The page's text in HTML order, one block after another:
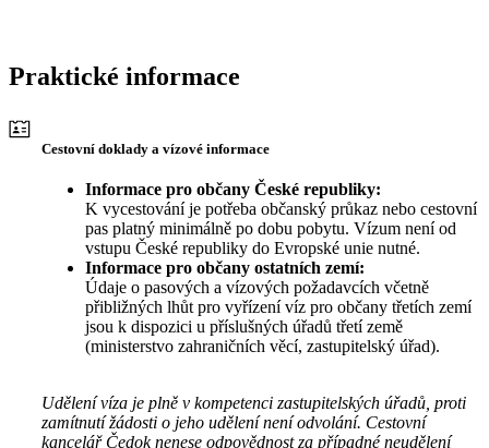
Praktické informace
Cestovní doklady a vízové informace
Informace pro občany České republiky:
K vycestování je potřeba občanský průkaz nebo cestovní
pas platný minimálně po dobu pobytu. Vízum není od
vstupu České republiky do Evropské unie nutné.
Informace pro občany ostatních zemí:
Údaje o pasových a vízových požadavcích včetně
přibližných lhůt pro vyřízení víz pro občany třetích zemí
jsou k dispozici u příslušných úřadů třetí země
(ministerstvo zahraničních věcí, zastupitelský úřad).
Udělení víza je plně v kompetenci zastupitelských úřadů, proti
zamítnutí žádosti o jeho udělení není odvolání. Cestovní
kancelář Čedok nenese odpovědnost za případné neudělení